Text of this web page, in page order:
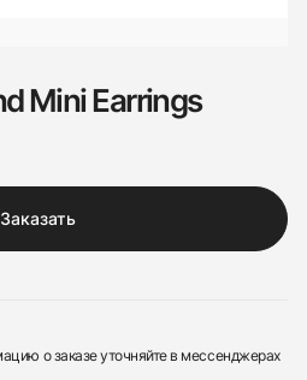
Mini Earrings
Заказать
о заказеуточняйте в мессенджерах